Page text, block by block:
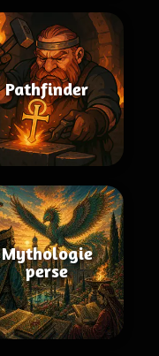
Pathfinder
Mythologie
perse